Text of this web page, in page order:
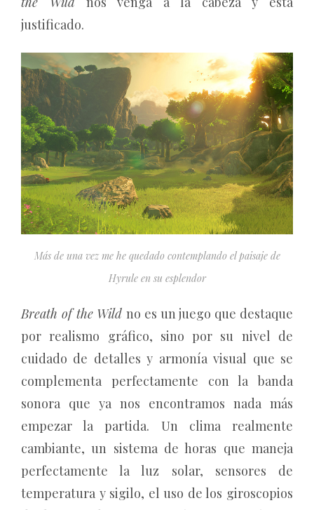
justificado.
Más de una vez me he quedado contemplando el paisaje de
Hyrule en su esplendor
Breath of the Wildno es un juego que destaque
por realismo gráfico, sino por su nivel de
cuidado de detalles y armonía visual que se
complementa perfectamente con la banda
sonora que ya nos encontramos nada más
empezar la partida. Un clima realmente
cambiante, un sistema de horas que maneja
perfectamente la luz solar, sensores de
temperatura y sigilo, el uso de los giroscopios